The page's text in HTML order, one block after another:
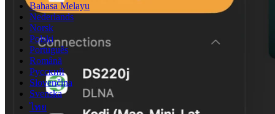
Bahasa Melayu
Nederlands
Norsk
Polski
Português
Română
Русский
Slovenčina
Svenska
ไทย